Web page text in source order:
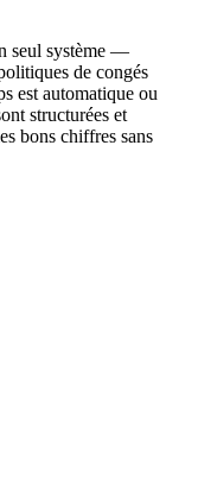
seul système —
de congés
est automatique ou
structurées et
bons chiffres sans